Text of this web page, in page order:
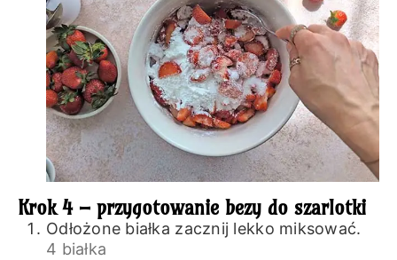
Krok 4 – przygotowanie bezy do szarlotki
Odłożone białka zacznij lekko miksować.
4 białka